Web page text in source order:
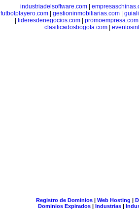
industriadelsoftware.com
futbolplayero.com| gestioninmobiliarias.com|
lideresdenegocios.com promoempresa.com
clasificadosbogota.com
Registro de Dominios| Web Hosting |
Dominios Expirados | Industrias |